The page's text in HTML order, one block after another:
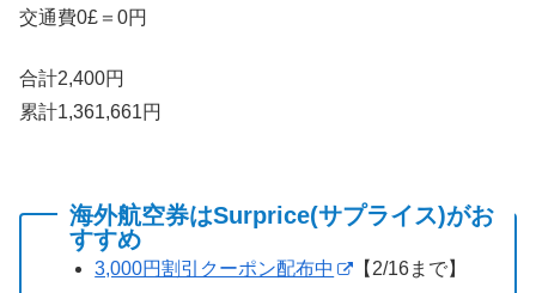
交通費0£＝0円
合計2,400円
累計1,361,661円
海外航空券はSurprice(サプライス)がお
すすめ
3,000円割引クーポン配布中
【2/16まで】